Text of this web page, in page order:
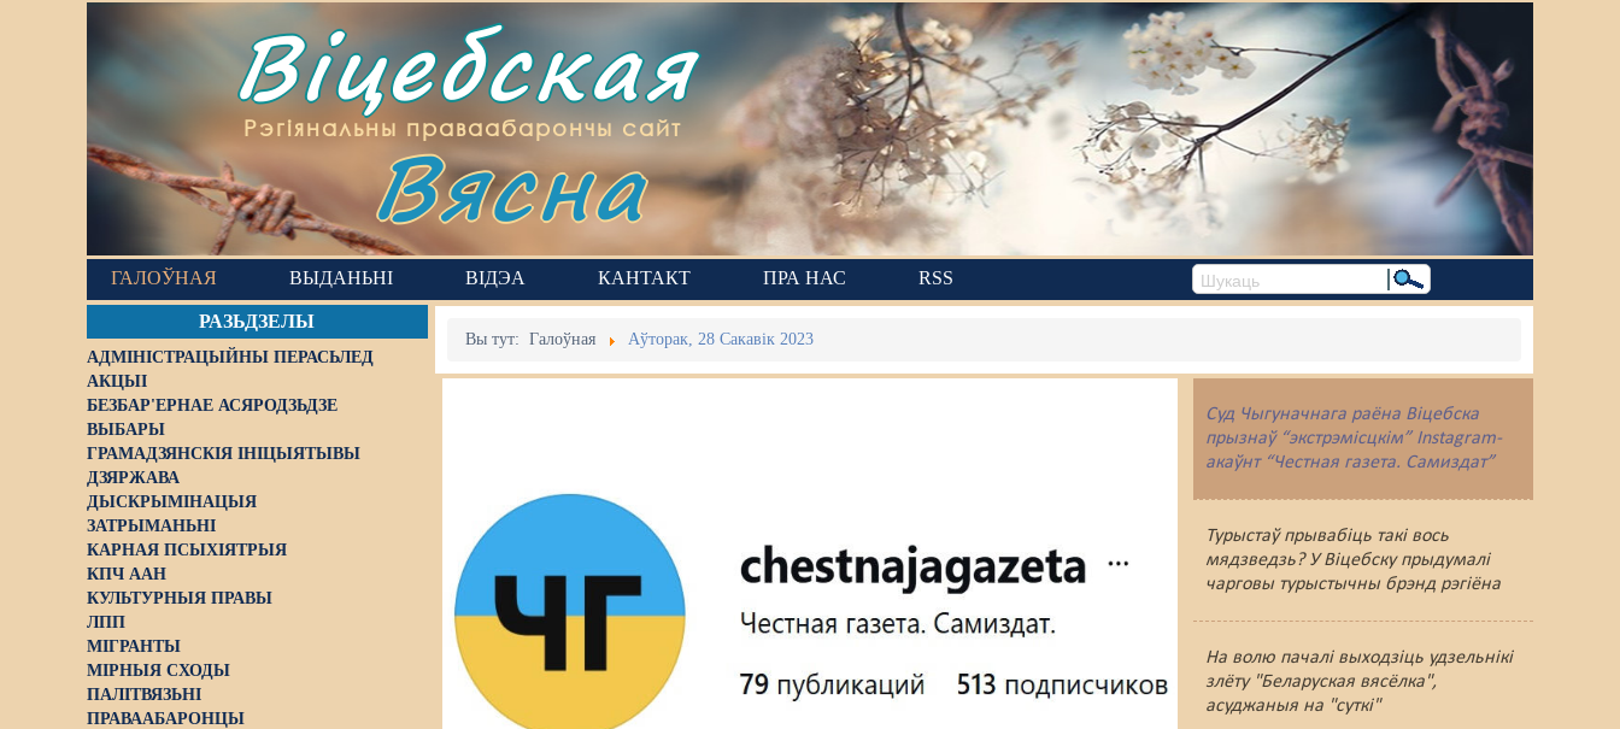
Віцебская
Рэгіянальны праваабарончы сайт
Вясна
ГАЛОЎНАЯ ВЫДАНЬНІ ВІДЭА КАНТАКТ ПРА НАС RSS
РАЗЬДЗЕЛЫ
АДМІНІСТРАЦЫЙНЫ ПЕРАСЬЛЕД
АКЦЫІ
БЕЗБАР'ЕРНАЕ АСЯРОДЗЬДЗЕ
ВЫБАРЫ
ГРАМАДЗЯНСКІЯ ІНІЦЫЯТЫВЫ
ДЗЯРЖАВА
ДЫСКРЫМІНАЦЫЯ
ЗАТРЫМАНЬНІ
КАРНАЯ ПСЫХІЯТРЫЯ
КПЧ ААН
КУЛЬТУРНЫЯ ПРАВЫ
ЛПП
МІГРАНТЫ
МІРНЫЯ СХОДЫ
ПАЛІТВЯЗЬНІ
ПРАВААБАРОНЦЫ
Вы тут:Галоўная Аўторак, 28 Сакавік 2023
Суд Чыгуначнага раёна Віцебска
прызнаў “экстрэмісцкім” Instagram-
акаўнт “Честная газета. Самиздат”
Турыстаў прывабіць такі вось
мядзведзь? У Віцебску прыдумалі
чарговы турыстычны брэнд рэгіёна
На волю пачалі выходзіць удзельнікі
злёту "Беларуская вясёлка",
асуджаныя на "суткі"